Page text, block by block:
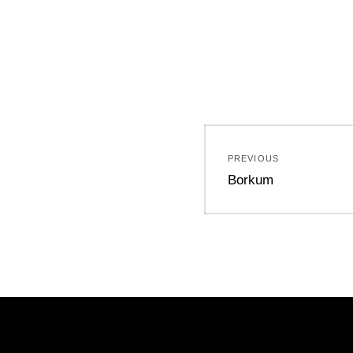
PREVIOUS
Previous
Borkum